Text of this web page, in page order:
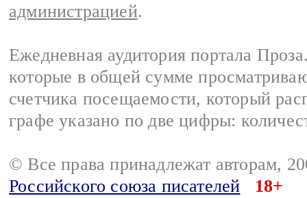
администрацией.
Ежедневная аудитория портала
которые в общей сумме
счетчика посещаемости, который
графе указано по две цифры:
© Все права принадлежат авторам,
Российского союза писателей
18+